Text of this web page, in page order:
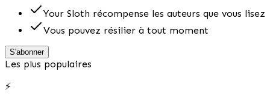
Your Sloth récompense les auteurs que vous lisez
Vous pouvez résilier à tout moment
S'abonner
Les plus populaires
⚡